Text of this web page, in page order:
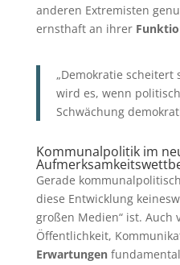
anderen Extremisten
ernsthaft an ihrer
„Demokratie scheitert
wird es, wenn
Schwächung
Kommunalpolitik im
Gerade
diese Entwicklung
großen Medien“ ist. Auch
Öffentlichkeit,
Erwartungen